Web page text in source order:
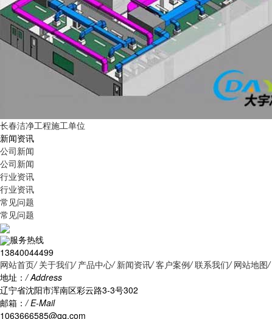
长春洁净工程施工单位
新闻资讯
公司新闻
公司新闻
行业资讯
行业资讯
常见问题
常见问题
服务热线
13840044499
网站首页/ 关于我们/ 产品中心/ 新闻资讯/ 客户案例/ 联系我们/ 网站地图/
地址：/ Address
辽宁省沈阳市浑南区彩云路3-3号302
邮箱：/ E-Mail
1063666585@qq.com